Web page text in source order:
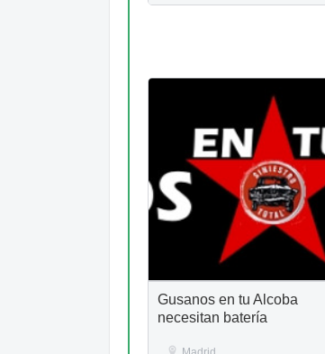
Gusanos en tu Alcoba
necesitan batería